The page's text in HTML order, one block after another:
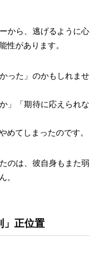
から、逃げるように心
性があります。
った」のかもしれませ
」「期待に応えられな
めてしまったのです。
のは、彼自身もまた弱
。
」正位置